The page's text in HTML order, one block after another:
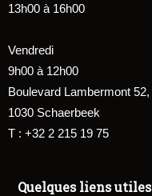
13h00 à 16h00
Vendredi
9h00 à 12h00
Boulevard Lambermont 52,
1030 Schaerbeek
T : +32 2 215 19 75
Quelques liens utiles